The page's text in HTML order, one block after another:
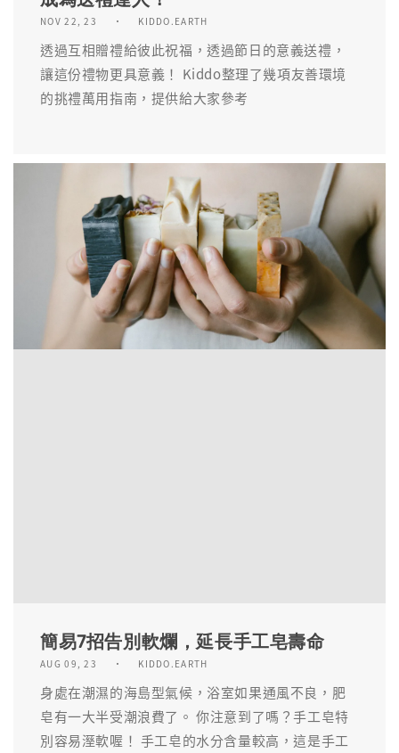
NOV 22, 23 KIDDO.EARTH
透過互相贈禮給彼此祝福，透過節日的意義送禮，
讓這份禮物更具意義！ Kiddo整理了幾項友善環境
的挑禮萬用指南，提供給大家參考
簡易7招告別軟爛，延長手工皂壽命
AUG 09, 23 KIDDO.EARTH
身處在潮濕的海島型氣候，浴室如果通風不良，肥
皂有一大半受潮浪費了。 你注意到了嗎？手工皂特
別容易溼軟喔！ 手工皂的水分含量較高，這是手工